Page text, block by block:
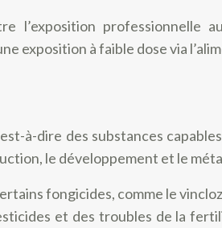
l’exposition professionnelle
exposition à faible dose via
à-dire des substances
le développement et le
fongicides, comme le
et des troubles de la